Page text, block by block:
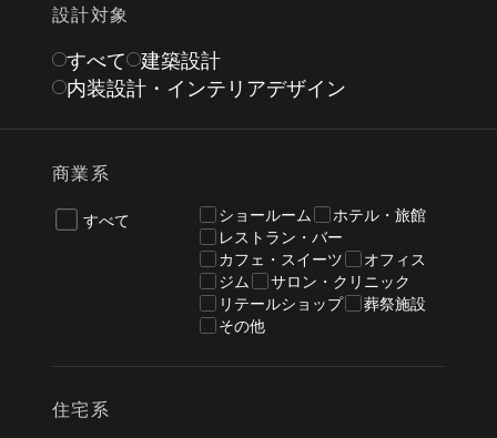
設計対象
すべて 建築設計
内装設計・インテリアデザイン
商業系
すべて ショールーム
ホテル・旅館
レストラン・バー
カフェ・スイーツ
オフィス
ジム
サロン・クリニック
リテールショップ
葬祭施設
その他
住宅系